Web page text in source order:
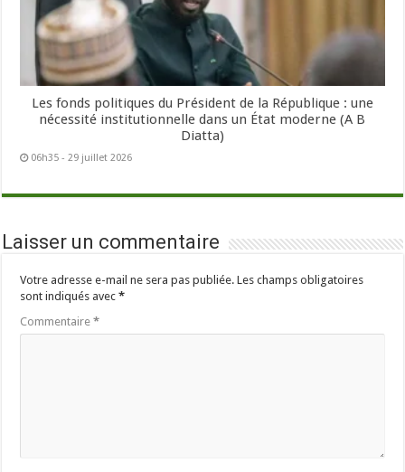
Les fonds politiques du Président de la République : une
nécessité institutionnelle dans un État moderne (A B
Diatta)
06h35 - 29 juillet 2026
Laisser un commentaire
Votre adresse e-mail ne sera pas publiée. Les champs obligatoires
sont indiqués avec*
Commentaire*